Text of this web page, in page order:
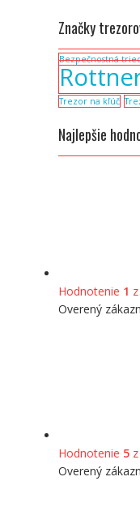
Značky
Bezpečnostná
Trezor na kľúč
Najlepšie
Hodnotenie 1
Overený
Hodnotenie 5
Overený